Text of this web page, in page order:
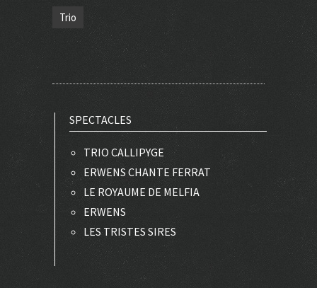
Trio
SPECTACLES
TRIO CALLIPYGE
ERWENS CHANTE FERRAT
LE ROYAUME DE MELFIA
ERWENS
LES TRISTES SIRES